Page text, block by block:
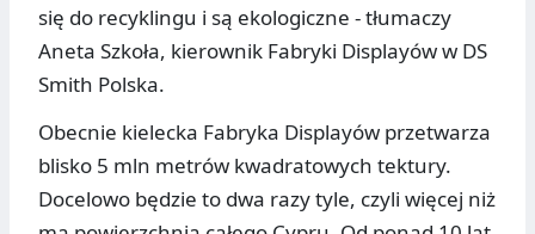
się do recyklingu i są ekologiczne - tłumaczy
Aneta Szkoła, kierownik Fabryki Displayów w DS
Smith Polska.
Obecnie kielecka Fabryka Displayów przetwarza
blisko 5 mln metrów kwadratowych tektury.
Docelowo będzie to dwa razy tyle, czyli więcej niż